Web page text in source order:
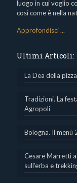
luogo in cui voglio
così come è nella
Approfondisci ...
Ultimi Articoli:
La Dea della
Tradizioni. La
Agropoli
Bologna. Il menù
Cesare Marretti
sull’erba e